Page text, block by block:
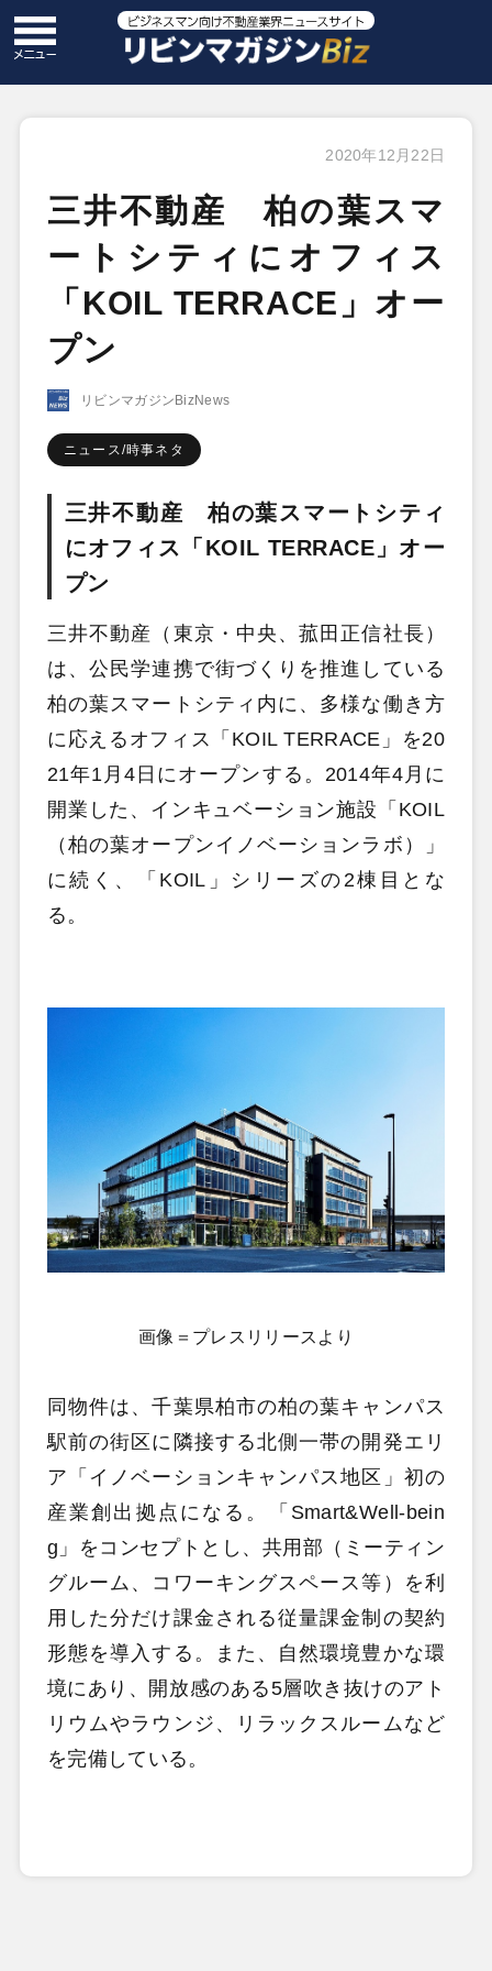
2020年12月22日
三井不動産 柏の葉スマ
ートシティにオフィス
「KOIL TERRACE」オー
プン
リビンマガジンBizNews
ニュース/時事ネタ
三井不動産 柏の葉スマートシティ
にオフィス「KOIL TERRACE」オー
プン
三井不動産（東京・中央、菰田正信社長）
は、公民学連携で街づくりを推進している
柏の葉スマートシティ内に、多様な働き方
に応えるオフィス「KOIL TERRACE」を20
21年1月4日にオープンする。2014年4月に
開業した、インキュベーション施設「KOIL
（柏の葉オープンイノベーションラボ）」
に続く、「KOIL」シリーズの2棟目とな
る。
画像＝プレスリリースより
同物件は、千葉県柏市の柏の葉キャンパス
駅前の街区に隣接する北側一帯の開発エリ
ア「イノベーションキャンパス地区」初の
産業創出拠点になる。「Smart&Well-bein
g」をコンセプトとし、共用部（ミーティン
グルーム、コワーキングスペース等）を利
用した分だけ課金される従量課金制の契約
形態を導入する。また、自然環境豊かな環
境にあり、開放感のある5層吹き抜けのアト
リウムやラウンジ、リラックスルームなど
を完備している。